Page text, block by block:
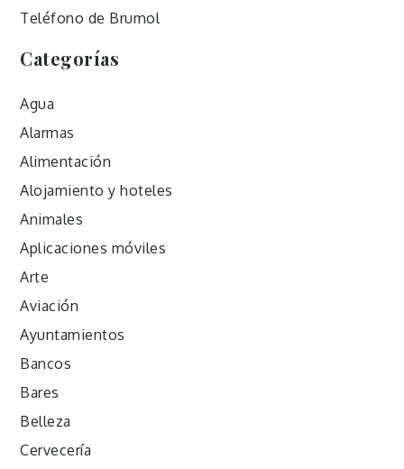
Teléfono de Brumol
Categorías
Agua
Alarmas
Alimentación
Alojamiento y hoteles
Animales
Aplicaciones móviles
Arte
Aviación
Ayuntamientos
Bancos
Bares
Belleza
Cervecería